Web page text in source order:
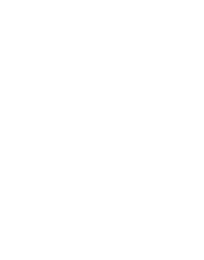
「以前、おフクが私の
から出てしまい、その